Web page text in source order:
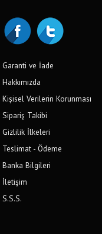
Garanti ve İade
Hakkımızda
Kişisel Verilerin Korunması
Sipariş Takibi
Gizlilik İlkeleri
Teslimat - Ödeme
Banka Bilgileri
İletişim
S.S.S.